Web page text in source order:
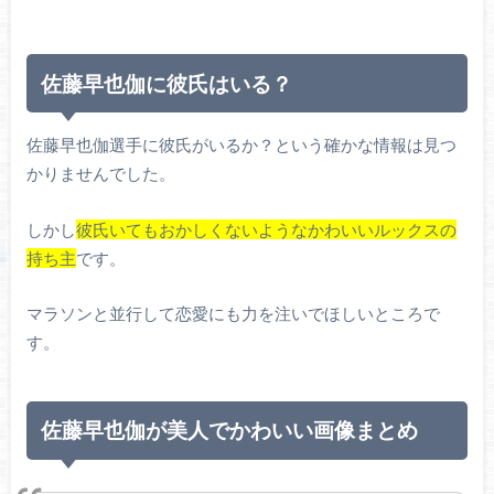
佐藤早也伽に彼氏はいる？
佐藤早也伽選手に彼氏がいるか？という確かな情報は見つ
かりませんでした。
しかし彼氏いてもおかしくないようなかわいいルックスの
持ち主です。
マラソンと並行して恋愛にも力を注いでほしいところで
す。
佐藤早也伽が美人でかわいい画像まとめ